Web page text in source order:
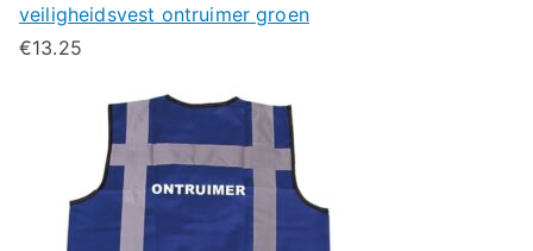
veiligheidsvest ontruimer groen
€13.25